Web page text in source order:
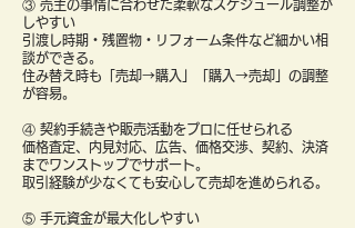
③ 売主の事情に合わせた柔軟なスケジュール調整が
しやすい
引渡し時期・残置物・リフォーム条件など細かい相
談ができる。
住み替え時も「売却→購入」「購入→売却」の調整
が容易。
④ 契約手続きや販売活動をプロに任せられる
価格査定、内見対応、広告、価格交渉、契約、決済
までワンストップでサポート。
取引経験が少なくても安心して売却を進められる。
⑤ 手元資金が最大化しやすい